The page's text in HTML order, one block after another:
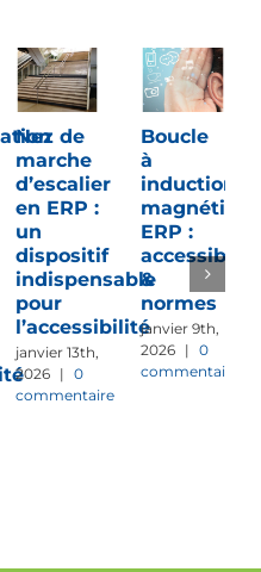
Nez de
marche
d’escalier
en ERP :
un
dispositif
indispensable
pour
l’accessibilité
janvier 13th,
2026
| 0
commentaire
Boucle
à
induction
ERP :
&
normes
janvier 9th,
2026 |
0
commentaire